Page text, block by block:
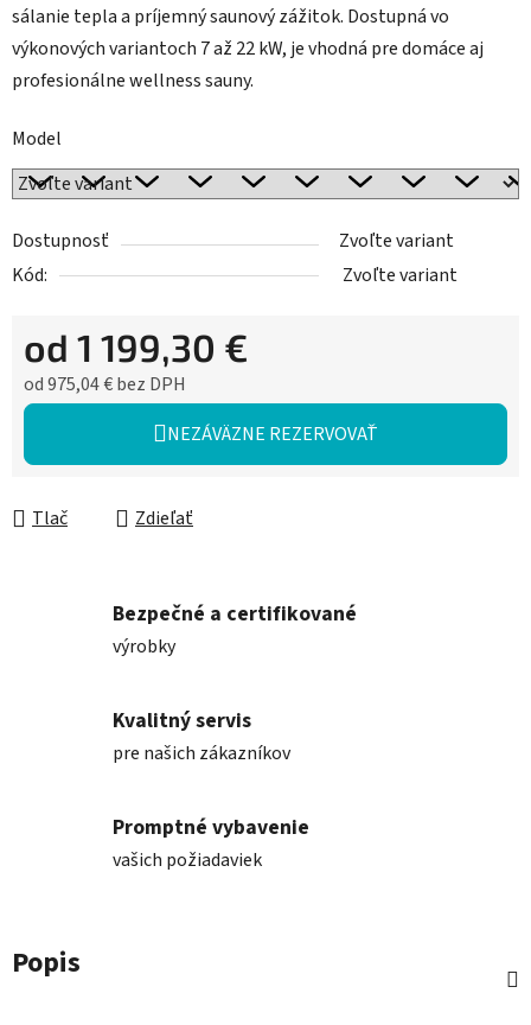
sálanie tepla a príjemný saunový zážitok. Dostupná vo
výkonových variantoch 7 až 22 kW, je vhodná pre domáce aj
profesionálne wellness sauny.
Model
Dostupnosť
Zvoľte variant
Kód:
Zvoľte variant
od 1 199,30 €
od975,04 €bez DPH
Jednotková cena: NEZÁVÄZNE REZERVOVAŤ
Tlač Zdieľať
Bezpečné a certifikované
výrobky
Kvalitný servis
pre našich zákazníkov
Promptné vybavenie
vašich požiadaviek
Popis